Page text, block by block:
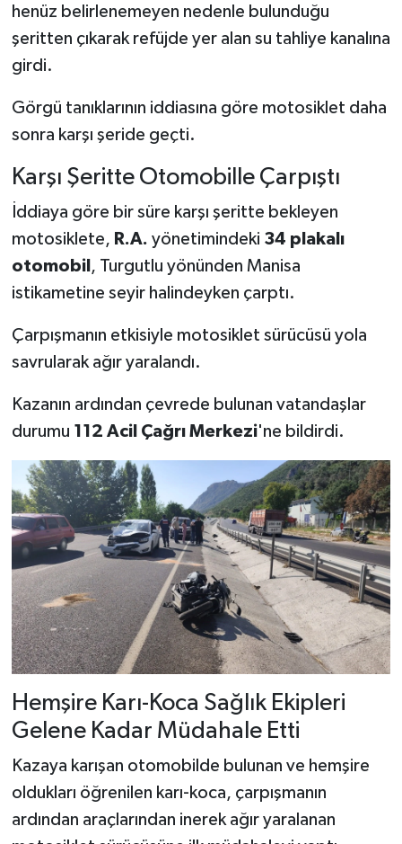
henüz belirlenemeyen nedenle bulunduğu
şeritten çıkarak refüjde yer alan su tahliye kanalına
girdi.
Görgü tanıklarının iddiasına göre motosiklet daha
sonra karşı şeride geçti.
Karşı Şeritte Otomobille Çarpıştı
İddiaya göre bir süre karşı şeritte bekleyen
motosiklete, R.A. yönetimindeki 34 plakalı
otomobil , Turgutlu yönünden Manisa
istikametine seyir halindeyken çarptı.
Çarpışmanın etkisiyle motosiklet sürücüsü yola
savrularak ağır yaralandı.
Kazanın ardından çevrede bulunan vatandaşlar
durumu 112 Acil Çağrı Merkezi'ne bildirdi.
Hemşire Karı-Koca Sağlık Ekipleri
Gelene Kadar Müdahale Etti
Kazaya karışan otomobilde bulunan ve hemşire
oldukları öğrenilen karı-koca, çarpışmanın
ardından araçlarından inerek ağır yaralanan